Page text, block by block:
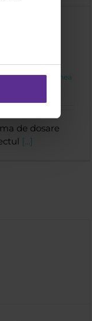
Categories:Viziunea
de dosare
[...]